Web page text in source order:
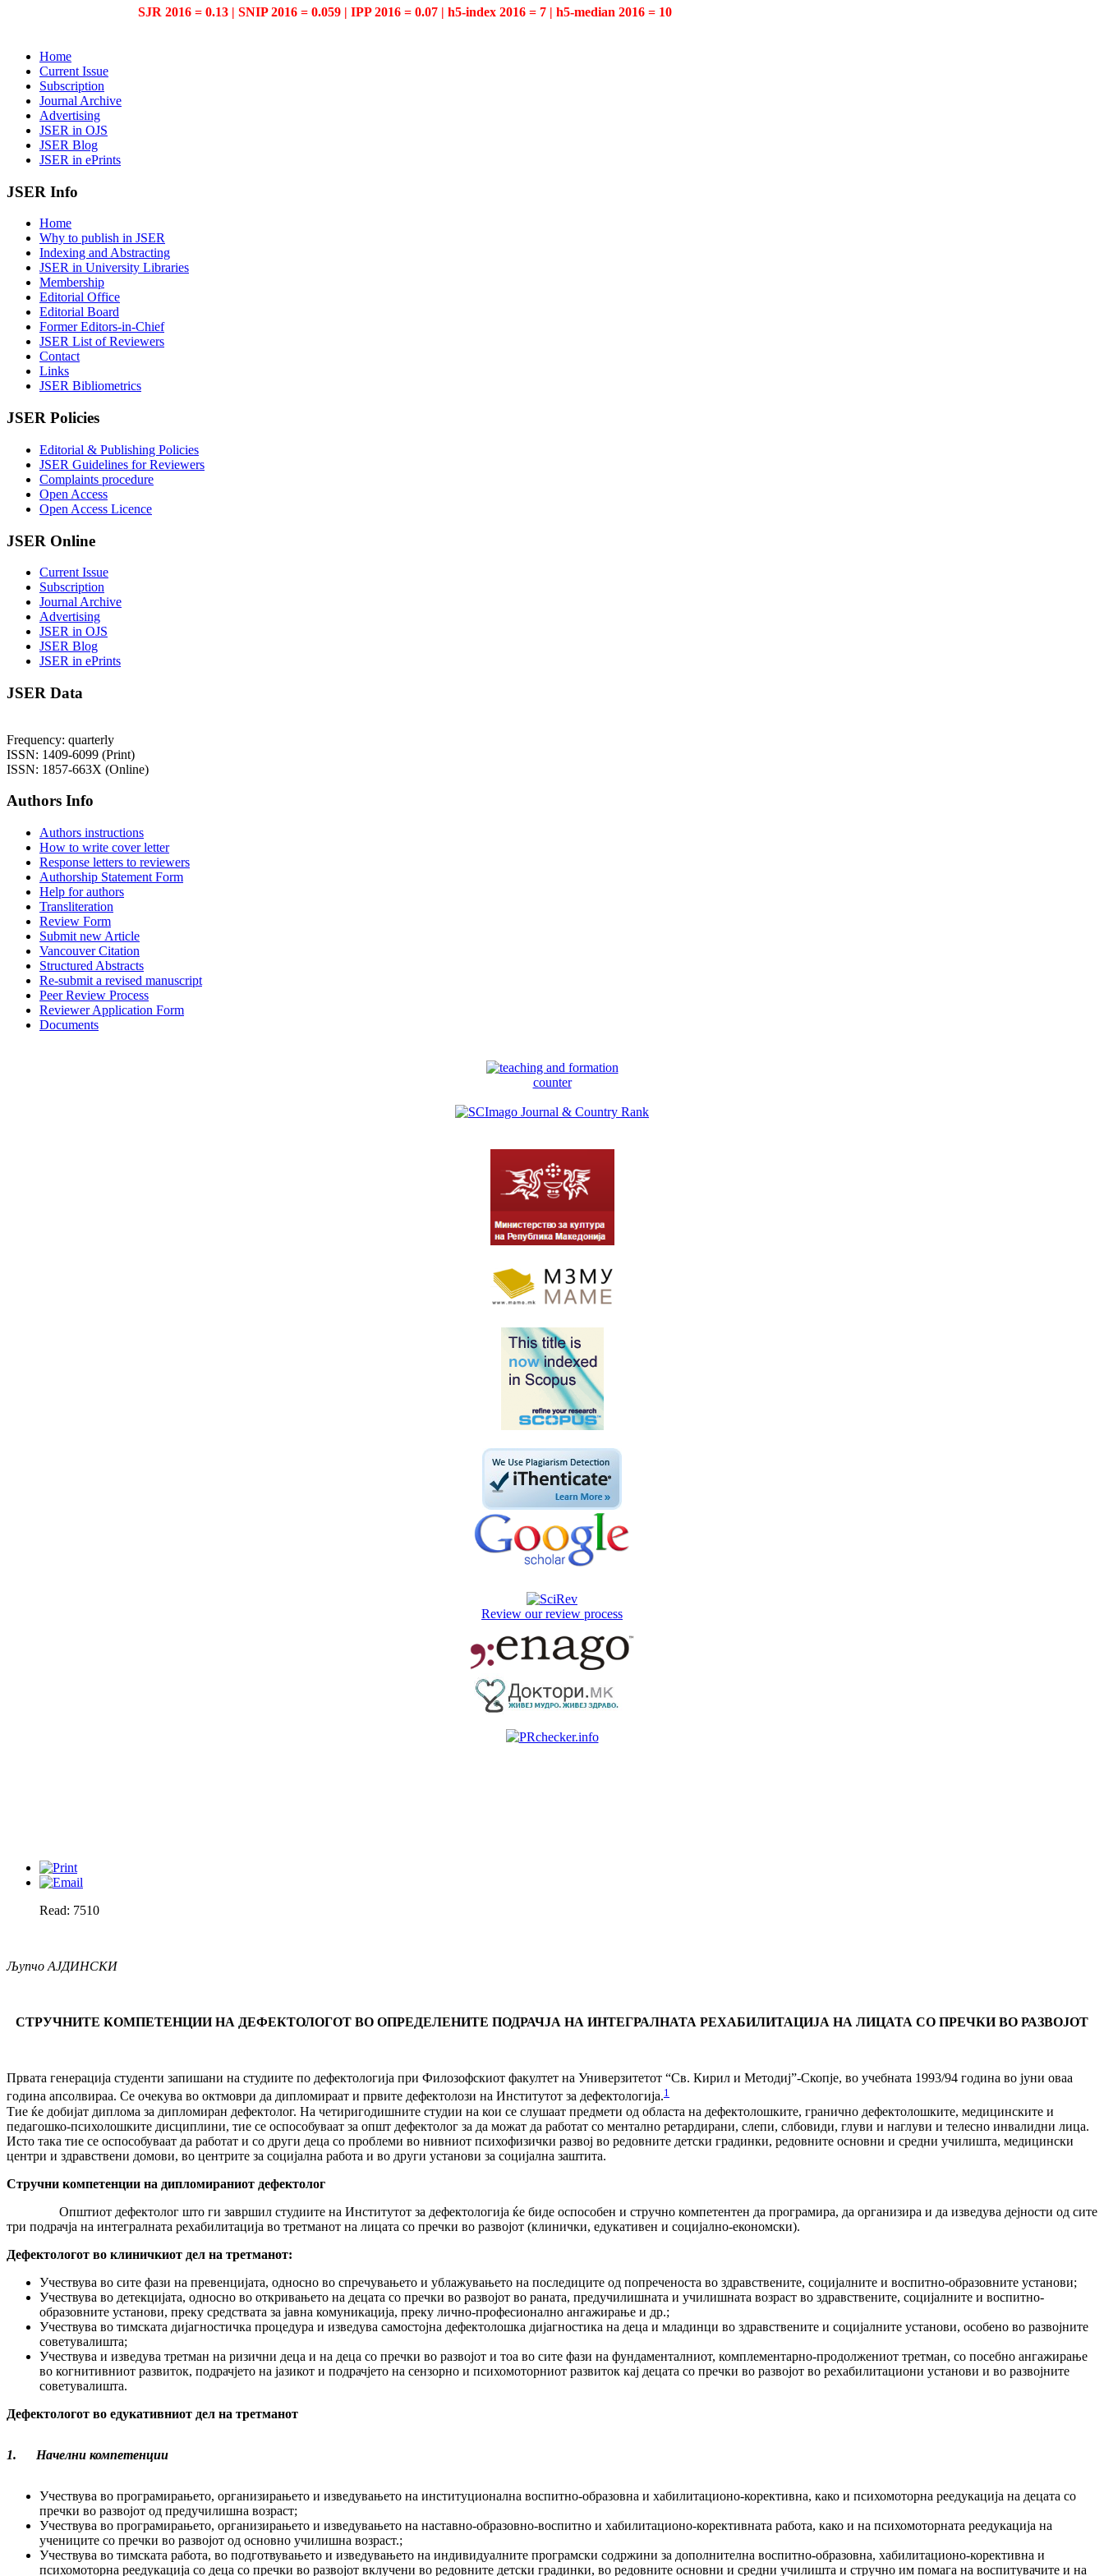
SJR 2016 = 0.13 | SNIP 2016 = 0.059 | IPP 2016 = 0.07 | h5-index 2016 = 7 | h5-median 2016 = 10
Home
Current Issue
Subscription
Journal Archive
Advertising
JSER in OJS
JSER Blog
JSER in ePrints
JSER Info
Home
Why to publish in JSER
Indexing and Abstracting
JSER in University Libraries
Membership
Editorial Office
Editorial Board
Former Editors-in-Chief
JSER List of Reviewers
Contact
Links
JSER Bibliometrics
JSER Policies
Editorial & Publishing Policies
JSER Guidelines for Reviewers
Complaints procedure
Open Access
Open Access Licence
JSER Online
Current Issue
Subscription
Journal Archive
Advertising
JSER in OJS
JSER Blog
JSER in ePrints
JSER Data
Frequency: quarterly
ISSN: 1409-6099 (Print)
ISSN: 1857-663X (Online)
Authors Info
Authors instructions
How to write cover letter
Response letters to reviewers
Authorship Statement Form
Help for authors
Transliteration
Review Form
Submit new Article
Vancouver Citation
Structured Abstracts
Re-submit a revised manuscript
Peer Review Process
Reviewer Application Form
Documents
counter
Review our review process
Read: 7510
Љупчо АЈДИНСКИ
СТРУЧНИТЕ КОМПЕТЕНЦИИ НА ДЕФЕКТОЛОГОТ ВО ОПРЕДЕЛЕНИТЕ ПОДРАЧЈА НА ИНТЕГРАЛНАТА РЕХАБИЛИТАЦИЈА НА ЛИЦАТА СО ПРЕЧКИ ВО РАЗВОЈОТ
Првата генерација студенти запишани на студиите по дефектологија при Филозофскиот факултет на Универзитетот “Св. Кирил и Методиј”-Скопје, во учебната 1993/94 година во јуни оваа
година апсолвираа. Се очекува во октмоври да дипломираат и првите дефектолози на Институтот за дефектологија.1
Тие ќе добијат диплома за дипломиран дефектолог. На четиригодишните студии на кои се слушаат предмети од областа на дефектолошките, гранично дефектолошките, медицинските и
педагошко-психолошките дисциплини, тие се оспособуваат за општ дефектолог за да можат да работат со ментално ретардирани, слепи, слбовиди, глуви и наглуви и телесно инвалидни лица.
Исто така тие се оспособуваат да работат и со други деца со проблеми во нивниот психофизички развој во редовните детски градинки, редовните основни и средни училишта, медицински
центри и здравствени домови, во центрите за социјална работа и во други установи за социјална заштита.
Стручни компетенции на дипломираниот дефектолог
Општиот дефектолог што ги завршил студиите на Институтот за дефектологија ќе биде оспособен и стручно компетентен да програмира, да организира и да изведува дејности од сите
три подрачја на интегралната рехабилитација во третманот на лицата со пречки во развојот (клинички, едукативен и социјално-економски).
Дефектологот во клиничкиот дел на третманот:
Учествува во сите фази на превенцијата, односно во спречувањето и ублажувањето на последиците од попреченоста во здравствените, социјалните и воспитно-образовните установи;
Учествува во детекцијата, односно во откривањето на децата со пречки во развојот во раната, предучилишната и училишната возраст во здравствените, социјалните и воспитно-
образовните установи, преку средствата за јавна комуникација, преку лично-професионално ангажирање и др.;
Учествува во тимската дијагностичка процедура и изведува самостојна дефектолошка дијагностика на деца и младинци во здравствените и социјалните установи, особено во развојните
советувалишта;
Учествува и изведува третман на ризични деца и на деца со пречки во развојот и тоа во сите фази на фундаменталниот, комплементарно-продолжениот третман, со посебно ангажирање
во когнитивниот развиток, подрачјето на јазикот и подрачјето на сензорно и психомоторниот развиток кај децата со пречки во развојот во рехабилитациони установи и во развојните
советувалишта.
Дефектологот во едукативниот дел на третманот
1. Начелни компетенции
Учествува во програмирањето, организирањето и изведувањето на институционална воспитно-образовна и хабилитационо-корективна, како и психомоторна реедукација на децата со
пречки во развојот од предучилишна возраст;
Учествува во програмирањето, организирањето и изведувањето на наставно-образовно-воспитно и хабилитационо-корективната работа, како и на психомоторната реедукација на
учениците со пречки во развојот од основно училишна возраст.;
Учествува во тимската работа, во подготвувањето и изведувањето на индивидуалните програмски содржини за дополнителна воспитно-образовна, хабилитационо-корективна и
психомоторна реедукација со деца со пречки во развојот вклучени во редовните детски градинки, во редовните основни и средни училишта и стручно им помага на воспитувачите и на